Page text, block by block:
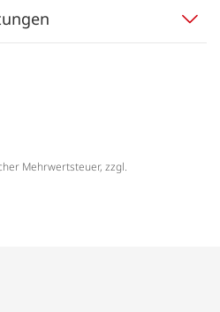
Mehrwertsteuer, zzgl.